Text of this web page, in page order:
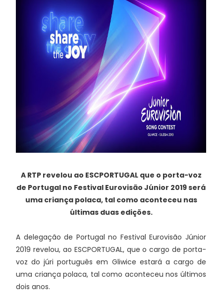
A RTP revelou ao ESCPORTUGAL que o porta-voz
de Portugal no Festival Eurovisão Júnior 2019 será
uma criança polaca, tal como aconteceu nas
últimas duas edições.
A delegação de Portugal no Festival Eurovisão Júnior
2019 revelou, ao ESCPORTUGAL, que o cargo de porta-
voz do júri português em Gliwice estará a cargo de
uma criança polaca, tal como aconteceu nos últimos
dois anos.